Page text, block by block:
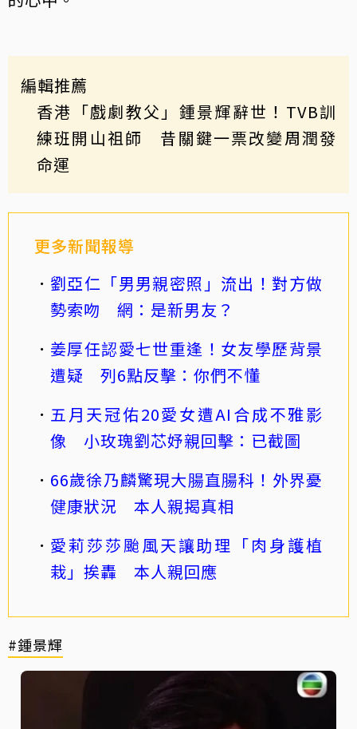
編輯推薦
香港「戲劇教父」鍾景輝辭世！TVB訓
練班開山祖師 昔關鍵一票改變周潤發
命運
更多新聞報導
劉亞仁「男男親密照」流出！對方做
勢索吻 網：是新男友？
姜厚任認愛七世重逢！女友學歷背景
遭疑 列6點反擊：你們不懂
五月天冠佑20愛女遭AI合成不雅影
像 小玫瑰劉芯妤親回擊：已截圖
66歲徐乃麟驚現大腸直腸科！外界憂
健康狀況 本人親揭真相
愛莉莎莎颱風天讓助理「肉身護植
栽」挨轟 本人親回應
#鍾景輝